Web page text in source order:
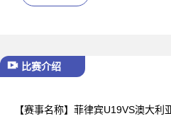
比赛介绍
【赛事名称】 菲律宾U19VS澳大利